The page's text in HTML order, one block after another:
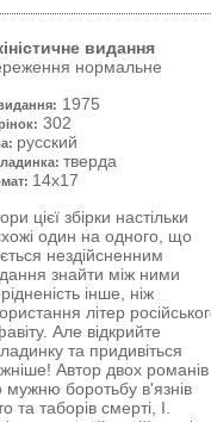
видання
нормальне
1975
302
русский
тверда
14x17
цієї збірки настільки
один на одного, що
нездійсненним
знайти між ними
інше, ніж
літер
Але відкрийте
та придивіться
Автор двох романів
мужню боротьбу в'язнів
та таборів смерті, І.